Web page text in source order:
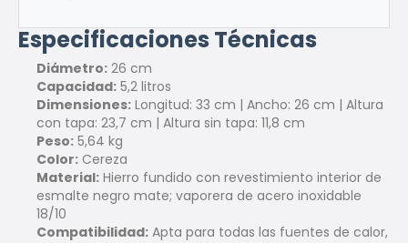
Especificaciones Técnicas
Diámetro: 26 cm
Capacidad: 5,2 litros
Dimensiones: Longitud: 33 cm | Ancho: 26 cm | Altura
con tapa: 23,7 cm | Altura sin tapa: 11,8 cm
Peso: 5,64 kg
Color: Cereza
Material: Hierro fundido con revestimiento interior de
esmalte negro mate; vaporera de acero inoxidable
18/10
Compatibilidad: Apta para todas las fuentes de calor,